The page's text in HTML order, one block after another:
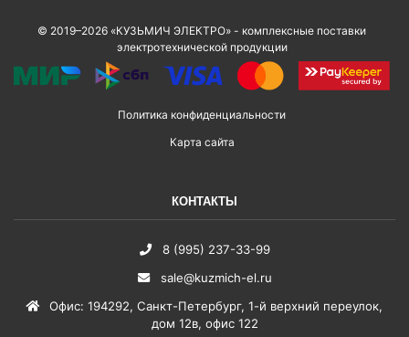
© 2019–2026 «КУЗЬМИЧ ЭЛЕКТРО» - комплексные поставки
электротехнической продукции
Политика конфиденциальности
Карта сайта
КОНТАКТЫ
8 (995) 237-33-99
sale@kuzmich-el.ru
Офис: 194292, Санкт-Петербург, 1-й верхний переулок,
дом 12в, офис 122